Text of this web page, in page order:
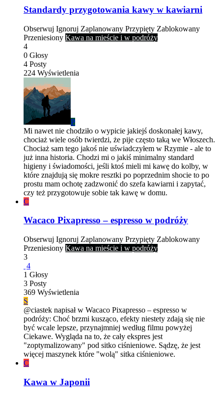
Standardy przygotowania kawy w kawiarni
Obserwuj Ignoruj Zaplanowany Przypięty Zablokowany
Przeniesiony Kawa na mieście i w podróży
4
0 Głosy
4 Posty
224 Wyświetlenia
P
Mi nawet nie chodziło o wypicie jakiejś doskonałej kawy,
chociaż wiele osób twierdzi, że pije często taką we Włoszech.
Chociaż sam tego jakoś nie uświadczyłem w Rzymie - ale to
już inna historia. Chodzi mi o jakiś minimalny standard
higieny i świadomości, jeśli ktoś mieli mi kawę do kolby, w
które znajdują się mokre resztki po poprzednim shocie to po
prostu mam ochotę zadzwonić do szefa kawiarni i zapytać,
czy też przygotowuje sobie tak kawę w domu.
C
Wacaco Pixapresso – espresso w podróży
Obserwuj Ignoruj Zaplanowany Przypięty Zablokowany
Przeniesiony Kawa na mieście i w podróży
3
4
1 Głosy
3 Posty
369 Wyświetlenia
S
@ciastek napisał w Wacaco Pixapresso – espresso w
podróży: Choć brzmi kusząco, efekty niestety zdają się nie
być wcale lepsze, przynajmniej według filmu powyżej
Ciekawe. Wygląda na to, że cały ekspres jest
"zoptymalizowany" pod sitko ciśnieniowe. Sądzę, że jest
więcej maszynek które "wolą" sitka ciśnieniowe.
C
Kawa w Japonii